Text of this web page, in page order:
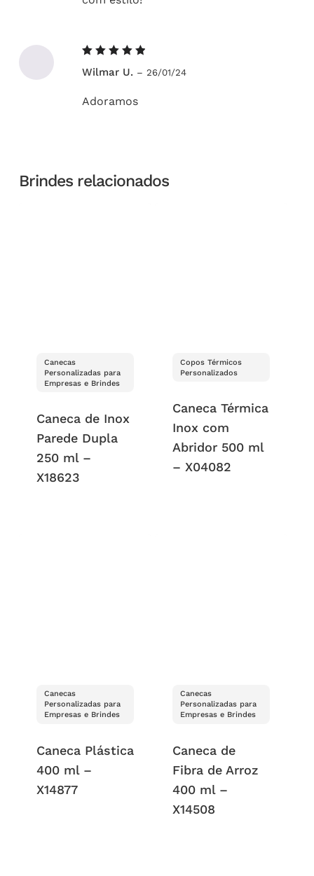
5de 5
Wilmar U. – 26/01/24
Adoramos
Brindes relacionados
Canecas
Personalizadas para
Empresas e Brindes
Caneca de Inox
Parede Dupla
250 ml –
X18623
Copos Térmicos
Personalizados
Caneca Térmica
Inox com
Abridor 500 ml
– X04082
Canecas
Personalizadas para
Empresas e Brindes
Caneca Plástica
400 ml –
X14877
Canecas
Personalizadas para
Empresas e Brindes
Caneca de
Fibra de Arroz
400 ml –
X14508